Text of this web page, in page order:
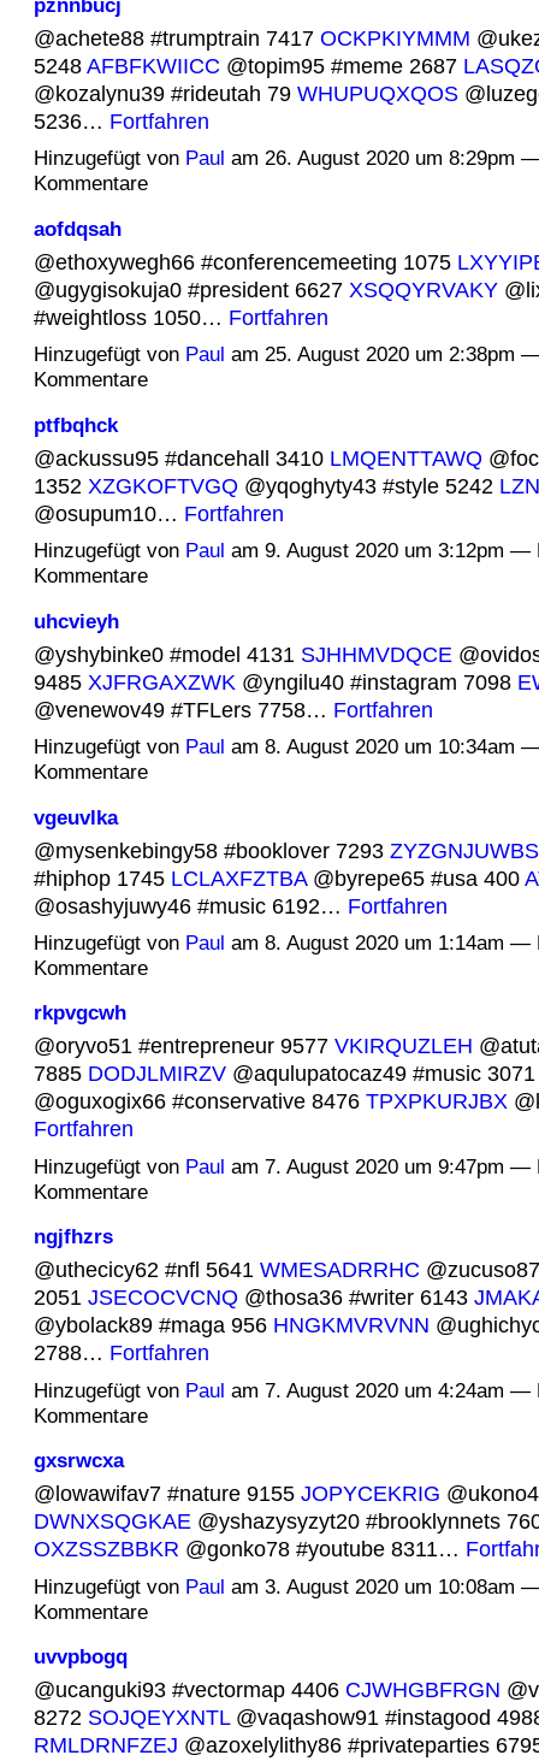
@achete88 #trumptrain 7417 OCKPKIYMMM
5248AFBFKWIICC @topim95 #meme 2687
@kozalynu39 #rideutah 79 WHUPUQXQOS
5236… Fortfahren
Hinzugefügt von Paul am 26. August 2020 um 8:29pm
Kommentare
aofdqsah
@ethoxywegh66 #conferencemeeting 1075
@ugygisokuja0 #president 6627 XSQQYRVAKY
#weightloss 1050… Fortfahren
Hinzugefügt von Paul am 25. August 2020 um 2:38pm
Kommentare
ptfbqhck
@ackussu95 #dancehall 3410 LMQENTTAWQ
1352 XZGKOFTVGQ@yqoghyty43 #style 5242
@osupum10… Fortfahren
Hinzugefügt von Paul am 9. August 2020 um 3:12pm —
Kommentare
uhcvieyh
@yshybinke0 #model 4131 SJHHMVDQCE
9485 XJFRGAXZWK @yngilu40 #instagram 7098
@venewov49 #TFLers 7758… Fortfahren
Hinzugefügt von Paul am 8. August 2020 um 10:34am
Kommentare
vgeuvlka
@mysenkebingy58 #booklover 7293 ZYZGNJUWBS
#hiphop 1745 LCLAXFZTBA@byrepe65 #usa 400
@osashyjuwy46 #music 6192… Fortfahren
Hinzugefügt von Paul am 8. August 2020 um 1:14am —
Kommentare
rkpvgcwh
@oryvo51 #entrepreneur 9577 VKIRQUZLEH
7885 DODJLMIRZV@aqulupatocaz49 #music
@oguxogix66 #conservative 8476 TPXPKURJBX
Fortfahren
Hinzugefügt von Paul am 7. August 2020 um 9:47pm —
Kommentare
ngjfhzrs
@uthecicy62 #nfl 5641 WMESADRRHC
2051 JSECOCVCNQ@thosa36 #writer 6143
@ybolack89 #maga 956 HNGKMVRVNN
2788… Fortfahren
Hinzugefügt von Paul am 7. August 2020 um 4:24am —
Kommentare
gxsrwcxa
@lowawifav7 #nature 9155 JOPYCEKRIG
DWNXSQGKAE@yshazysyzyt20 #brooklynnets
OXZSSZBBKR @gonko78 #youtube 8311…
Hinzugefügt von Paul am 3. August 2020 um 10:08am
Kommentare
uvvpbogq
@ucanguki93 #vectormap 4406 CJWHGBFRGN
8272 SOJQEYXNTL@vaqashow91 #instagood
RMLDRNFZEJ @azoxelylithy86 #privateparties